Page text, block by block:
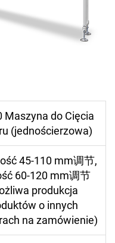
Maszyna do Cięcia
(jednościerzowa)
45-110 mm调节,
60-120 mm调节
produkcja
o innych
na zamówienie)